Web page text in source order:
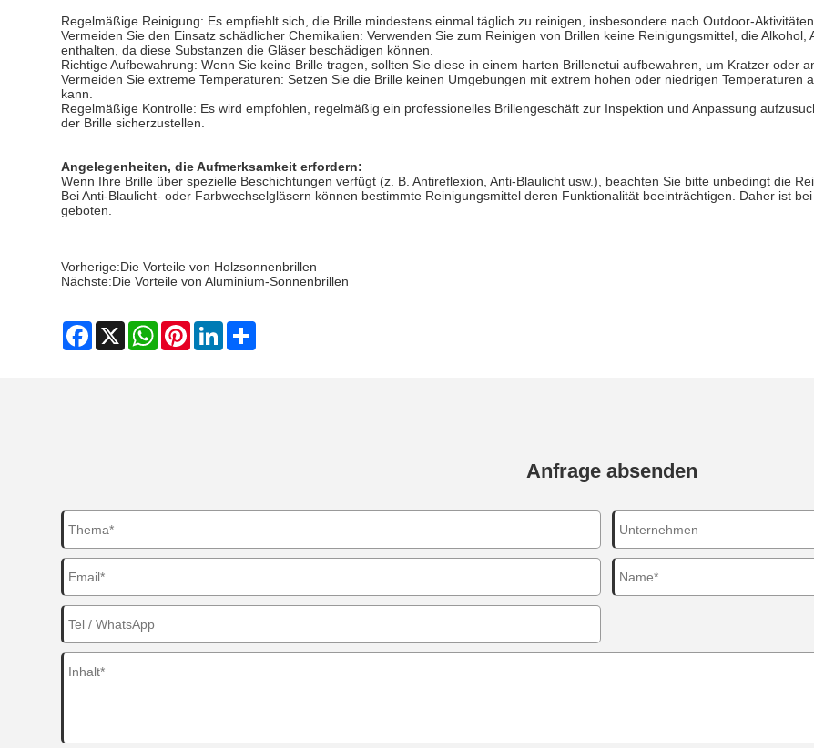
Regelmäßige Reinigung: Es empfiehlt sich, die Brille mindestens einmal täglich zu reinigen, insbesondere nach Outdoor-
Vermeiden Sie den Einsatz schädlicher Chemikalien: Verwenden Sie zum Reinigen von Brillen keine Reinigungsmittel, die
enthalten, da diese Substanzen die Gläser beschädigen können.
Richtige Aufbewahrung: Wenn Sie keine Brille tragen, sollten Sie diese in einem harten Brillenetui aufbewahren, um Kratzer oder
Vermeiden Sie extreme Temperaturen: Setzen Sie die Brille keinen Umgebungen mit extrem hohen oder niedrigen
kann.
Regelmäßige Kontrolle: Es wird empfohlen, regelmäßig ein professionelles Brillengeschäft zur Inspektion und Anpassung
der Brille sicherzustellen.
Angelegenheiten, die Aufmerksamkeit erfordern:
Wenn Ihre Brille über spezielle Beschichtungen verfügt (z. B. Antireflexion, Anti-Blaulicht usw.), beachten Sie bitte unbedingt die
Bei Anti-Blaulicht- oder Farbwechselgläsern können bestimmte Reinigungsmittel deren Funktionalität beeinträchtigen. Daher ist
geboten.
Vorherige:Die Vorteile von Holzsonnenbrillen
Nächste:Die Vorteile von Aluminium-Sonnenbrillen
Facebook
X WhatsAppPinterestLinkedIn
Anfrage absenden